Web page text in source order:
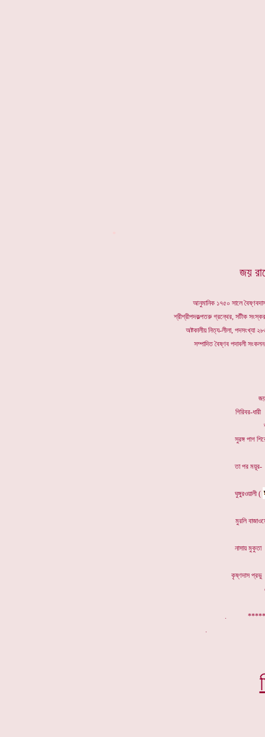
জয়
আনুমানিক ১৭৫০ সালে
শ্রীশ্রীপদকল্পতরু গ্রন্থের, সটীক
অষ্টকালীয় নিত্য-লীলা, পদসংখ্যা
সম্পাদিত বৈষ্ণব পদাবলী
সুরঙ্গ
তা পর
মুরলি
.